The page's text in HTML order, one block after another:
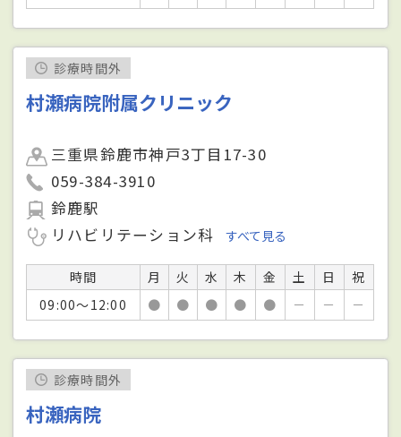
診療時間外
村瀬病院附属クリニック
三重県鈴鹿市神戸3丁目17-30
059-384-3910
鈴鹿駅
リハビリテーション科
すべて見る
時間 月 火 水 木 金 土 日
祝
09:00～12:00
● ● ● ● ● － － －
診療時間外
村瀬病院